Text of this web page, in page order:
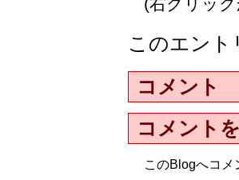
(右クリッ
このエン
コメント
コメント
このBlogへコ